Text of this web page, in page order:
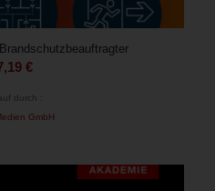
€
durch :
GmbH